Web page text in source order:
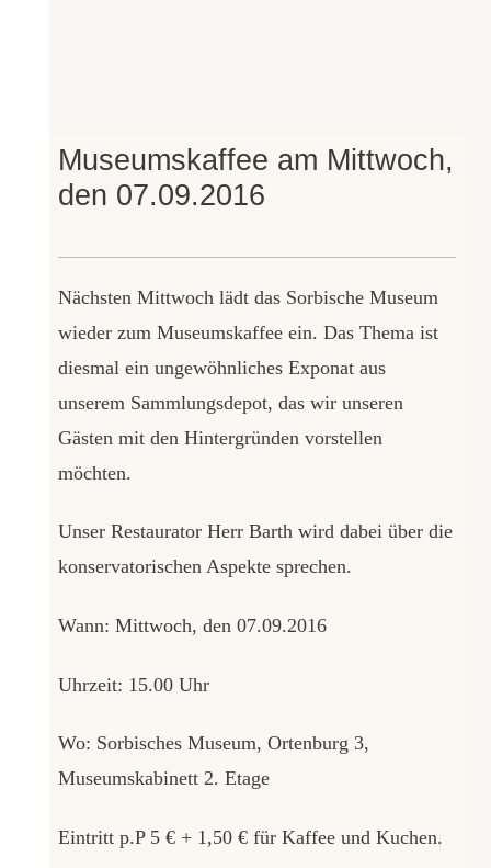
Museumskaffee am Mittwoch,
den 07.09.2016
Nächsten Mittwoch lädt das Sorbische Museum
wieder zum Museumskaffee ein. Das Thema ist
diesmal ein ungewöhnliches Exponat aus
unserem Sammlungsdepot, das wir unseren
Gästen mit den Hintergründen vorstellen
möchten.
Unser Restaurator Herr Barth wird dabei über die
konservatorischen Aspekte sprechen.
Wann: Mittwoch, den 07.09.2016
Uhrzeit: 15.00 Uhr
Wo: Sorbisches Museum, Ortenburg 3,
Museumskabinett 2. Etage
Eintritt p.P 5 € + 1,50 € für Kaffee und Kuchen.